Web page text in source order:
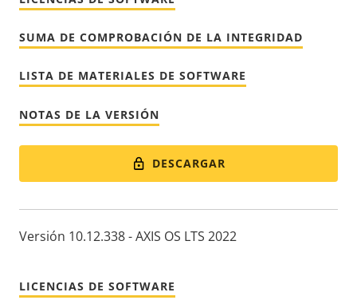
SUMA DE COMPROBACIÓN DE LA INTEGRIDAD
LISTA DE MATERIALES DE SOFTWARE
NOTAS DE LA VERSIÓN
DESCARGAR
Versión 10.12.338 - AXIS OS LTS 2022
LICENCIAS DE SOFTWARE